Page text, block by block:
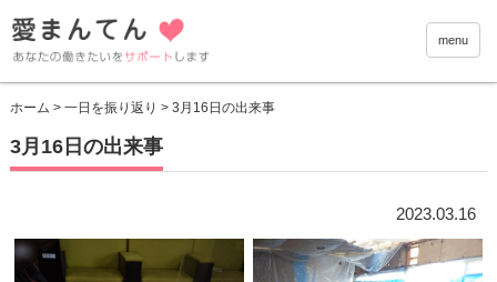
愛まん
menu
ホーム > 一日を振り返り > 3月16日の出来事
3月16日の出来事
2023.03.16